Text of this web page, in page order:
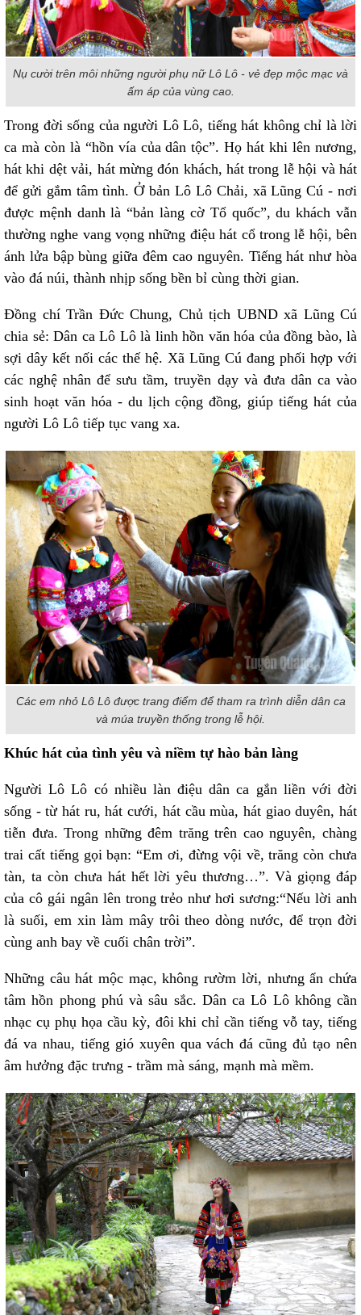
Nụ cười trên môi những người phụ nữ Lô Lô - vẻ đẹp mộc mạc và
ấm áp của vùng cao.
Trong đời sống của người Lô Lô, tiếng hát không chỉ là lời
ca mà còn là “hồn vía của dân tộc”. Họ hát khi lên nương,
hát khi dệt vải, hát mừng đón khách, hát trong lễ hội và hát
để gửi gắm tâm tình. Ở bản Lô Lô Chải, xã Lũng Cú - nơi
được mệnh danh là “bản làng cờ Tổ quốc”, du khách vẫn
thường nghe vang vọng những điệu hát cổ trong lễ hội, bên
ánh lửa bập bùng giữa đêm cao nguyên. Tiếng hát như hòa
vào đá núi, thành nhịp sống bền bỉ cùng thời gian.
Đồng chí Trần Đức Chung, Chủ tịch UBND xã Lũng Cú
chia sẻ: Dân ca Lô Lô là linh hồn văn hóa của đồng bào, là
sợi dây kết nối các thế hệ. Xã Lũng Cú đang phối hợp với
các nghệ nhân để sưu tầm, truyền dạy và đưa dân ca vào
sinh hoạt văn hóa - du lịch cộng đồng, giúp tiếng hát của
người Lô Lô tiếp tục vang xa.
Các em nhỏ Lô Lô được trang điểm để tham ra trình diễn dân ca
và múa truyền thống trong lễ hội.
Khúc hát của tình yêu và niềm tự hào bản làng
Người Lô Lô có nhiều làn điệu dân ca gắn liền với đời
sống - từ hát ru, hát cưới, hát cầu mùa, hát giao duyên, hát
tiễn đưa. Trong những đêm trăng trên cao nguyên, chàng
trai cất tiếng gọi bạn: “Em ơi, đừng vội về, trăng còn chưa
tàn, ta còn chưa hát hết lời yêu thương…”. Và giọng đáp
của cô gái ngân lên trong trẻo như hơi sương:“Nếu lời anh
là suối, em xin làm mây trôi theo dòng nước, để trọn đời
cùng anh bay về cuối chân trời”.
Những câu hát mộc mạc, không rườm lời, nhưng ẩn chứa
tâm hồn phong phú và sâu sắc. Dân ca Lô Lô không cần
nhạc cụ phụ họa cầu kỳ, đôi khi chỉ cần tiếng vỗ tay, tiếng
đá va nhau, tiếng gió xuyên qua vách đá cũng đủ tạo nên
âm hưởng đặc trưng - trầm mà sáng, mạnh mà mềm.